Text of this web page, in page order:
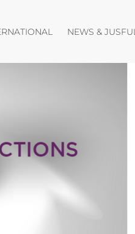
Menü öffnen
NEWS &